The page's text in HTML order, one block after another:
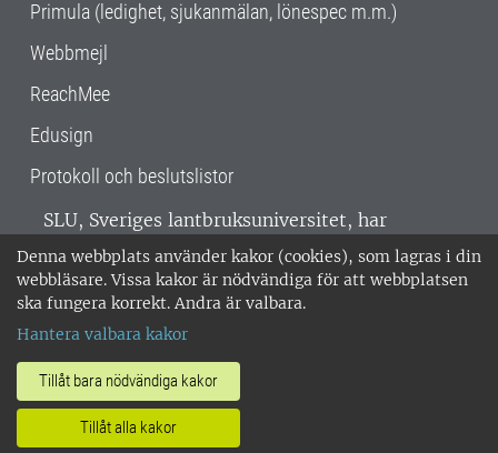
Denna webbplats använder kakor (cookies), som lagras i din
webbläsare. Vissa kakor är nödvändiga för att webbplatsen
ska fungera korrekt. Andra är valbara.
Hantera valbara kakor
Tillåt bara nödvändiga kakor
Tillåt alla kakor
Primula (ledighet, sjukanmälan, lönespec m.m.)
Webbmejl
ReachMee
Edusign
Protokoll och beslutslistor
SLU, Sveriges lantbruksuniversitet, har
verksamhet över hela Sverige. Huvudorter är
Alnarp, Uppsala och Umeå.SLU är
miljöcertifierat enligt ISO 14001. •
018-67 10 00 • Org nr: 202100-2817 •
Om SLU:s webbplatser
•Hantera kakor•Behandling av
personuppgifter